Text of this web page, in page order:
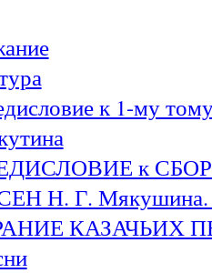
к 1-му
к
Н. Г. Мякушина.
КАЗАЧЬИХ